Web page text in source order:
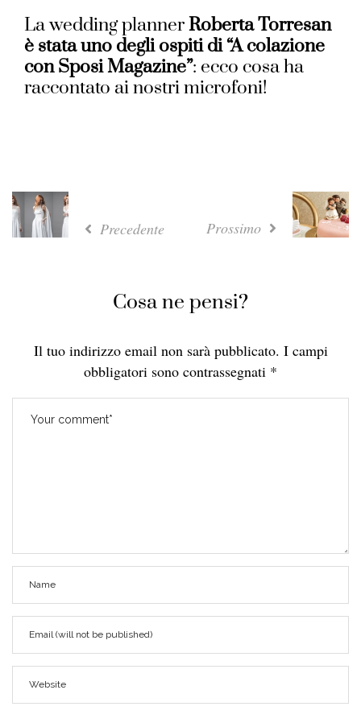
La wedding plannerRoberta Torresan
è stata uno degli ospiti di “A colazione
con Sposi Magazine”: ecco cosa ha
raccontato ai nostri microfoni!
Precedente Prossimo
Cosa ne pensi?
Il tuo indirizzo email non sarà pubblicato. I campi
obbligatori sono contrassegnati *